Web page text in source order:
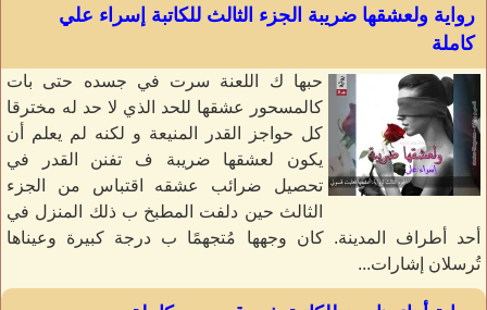
رواية ولعشقها ضريبة الجزء الثالث للكاتبة إسراء علي
كاملة
حبها ك اللعنة سرت في جسده حتى بات
كالمسحور عشقها للحد الذي لا حد له مخترقا
كل حواجز القدر المنيعة و لكنه لم يعلم أن
يكون لعشقها ضريبة ف تفنن القدر في
تحصيل ضرائب عشقه اقتباس من الجزء
الثالث حين دلفت المطبخ ب ذلك المنزل في
أحد أطراف المدينة. كان وجهها مُتجهمًا ب درجة كبيرة وعيناها
تُرسلان إشارات...